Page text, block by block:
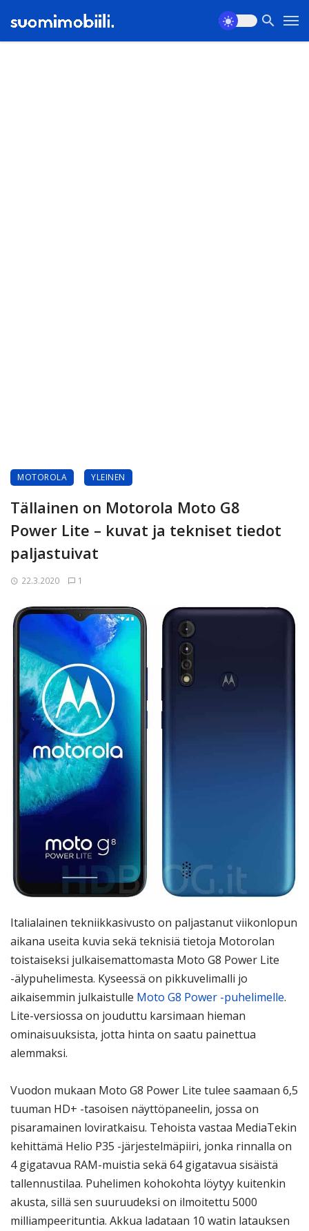
MOTOROLA YLEINEN
Tällainen on Motorola Moto G8
Power Lite – kuvat ja tekniset tiedot
paljastuivat
22.3.2020 1
Italialainen tekniikkasivusto on paljastanut viikonlopun
aikana useita kuvia sekä teknisiä tietoja Motorolan
toistaiseksi julkaisemattomasta Moto G8 Power Lite
-älypuhelimesta. Kyseessä on pikkuvelimalli jo
aikaisemmin julkaistulle Moto G8 Power -puhelimelle.
Lite-versiossa on jouduttu karsimaan hieman
ominaisuuksista, jotta hinta on saatu painettua
alemmaksi.
Vuodon mukaan Moto G8 Power Lite tulee saamaan 6,5
tuuman HD+ -tasoisen näyttöpaneelin, jossa on
pisaramainen loviratkaisu. Tehoista vastaa MediaTekin
kehittämä Helio P35 -järjestelmäpiiri, jonka rinnalla on
4 gigatavua RAM-muistia sekä 64 gigatavua sisäistä
tallennustilaa. Puhelimen kohokohta löytyy kuitenkin
akusta, sillä sen suuruudeksi on ilmoitettu 5000
milliampeerituntia. Akkua ladataan 10 watin latauksen